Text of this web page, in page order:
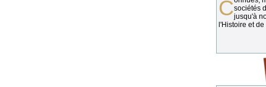
Connues, méconnues, ou inconnues, lessociétés
jusqu'à
l'Histoire et